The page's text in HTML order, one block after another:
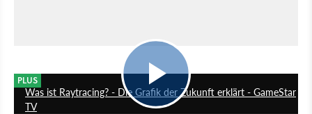
PLUS
Was ist Raytracing? - Die Grafik der Zukunft erklärt - GameStar
TV